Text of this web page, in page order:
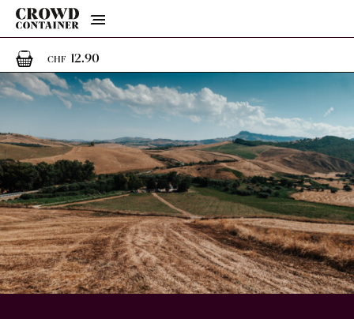
Menu
CHF 12.901 Artikel im Warenkorb